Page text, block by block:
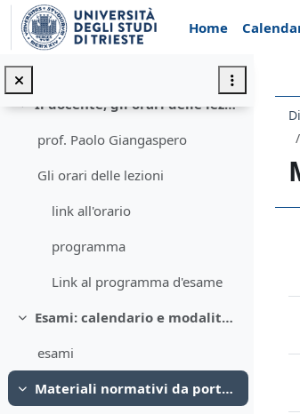
Vai al contenuto principale
Home
Minimizza
Minimizza
Comunicazioni
SI INFORMA CHE NESSUNO DEI CANDIDATI HA SUPERATO L...
Minimizza
Il docente, gli orari delle lezioni, il programma d'esame
prof. Paolo Giangaspero
Gli orari delle lezioni
link all'orario
programma
Link al programma d'esame
Minimizza
Esami: calendario e modalità di iscrizione
esami
Minimizza
Materiali normativi da portare a lezione